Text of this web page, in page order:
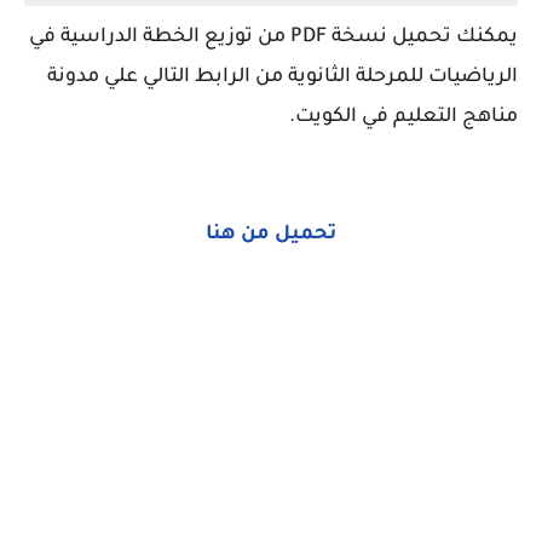
يمكنك تحميل نسخة PDF من توزيع الخطة الدراسية في
الرياضيات للمرحلة الثانوية من الرابط التالي علي مدونة
مناهج التعليم في الكويت.
تحميل من هنا